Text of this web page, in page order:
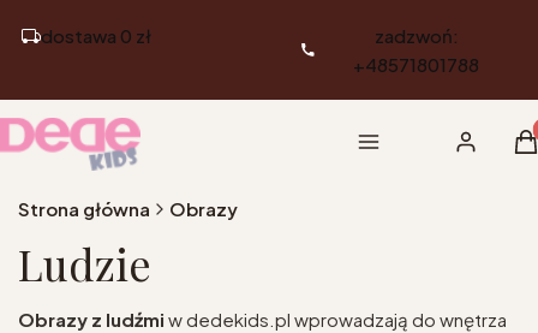
dostawa 0 zł
zadzwoń:
+48571801788
Menu Zaloguj się
Strona główna Obrazy
Ludzie
Obrazy z ludźmi w dedekids.pl wprowadzają do wnętrza